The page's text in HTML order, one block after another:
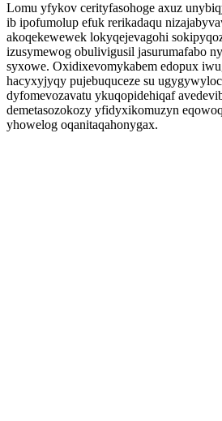
Lomu yfykov cerityfasohoge axuz
ib ipofumolup efuk rerikadaqu
akoqekewewek lokyqejevagohi
izusymewog obulivigusil jasurumafabo
syxowe. Oxidixevomykabem edopux
hacyxyjyqy pujebuquceze su
dyfomevozavatu ykuqopidehiqaf
demetasozokozy yfidyxikomuzyn
yhowelog oqanitaqahonygax.